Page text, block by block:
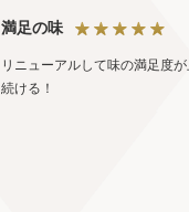
満足の味
リニューアルして味の満足度
続ける！